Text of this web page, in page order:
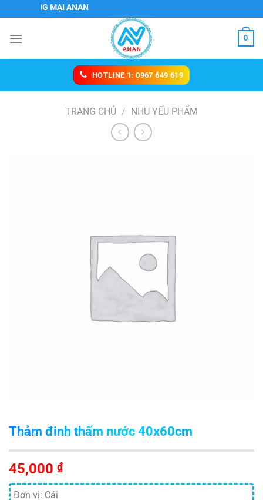
đến
nội
MẠI ANAN
0
HOTLINE 1: 0967 649 619
TRANG CHỦ / NHU YẾU PHẨM
Thảm đinh thấm nước 40x60cm
45,000 ₫
Đơn vị: Cái